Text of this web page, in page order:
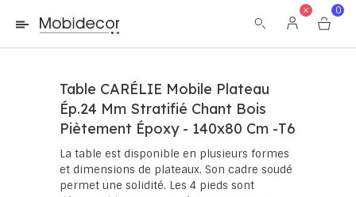
La boutique ne fonctionnera pas correctement dans le cas où
les cookies sont désactivés.
0
Table CARÉLIE Mobile Plateau
Ép.24 Mm Stratifié Chant Bois
Piètement Époxy - 140x80 Cm -T6
La table est disponible en plusieurs formes
et dimensions de plateaux. Son cadre soudé
permet une solidité. Les 4 pieds sont